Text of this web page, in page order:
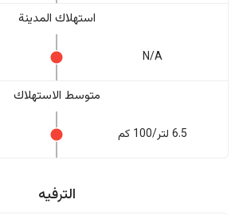
استهلاك المدينة
N/A
متوسط الاستهلاك
6.5 لتر/100 كم
الترفيه